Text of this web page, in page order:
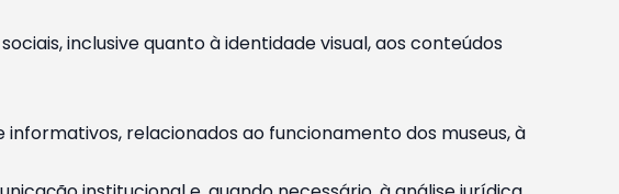
inclusive quanto à identidade visual, aos conteúdos
relacionados ao funcionamento dos museus, à